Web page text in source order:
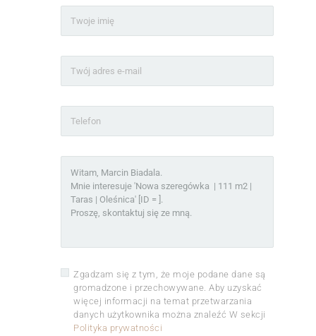
Zgadzam się z tym, że moje podane dane są
gromadzone i przechowywane. Aby uzyskać
więcej informacji na temat przetwarzania
danych użytkownika można znaleźć W sekcji
Polityka prywatności